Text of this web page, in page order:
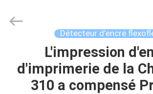
MAISON
PRODUITS
Copyright
Technology
Détecteur d'encre
L'impression
d'imprimerie de la
310 a compensé